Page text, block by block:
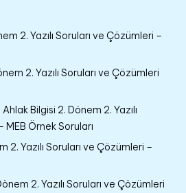
2. Yazılı Soruları ve Çözümleri –
2. Yazılı Soruları ve Çözümleri
Ahlak Bilgisi 2. Dönem 2. Yazılı
Örnek Soruları
2. Yazılı Soruları ve Çözümleri –
2. Yazılı Soruları ve Çözümleri